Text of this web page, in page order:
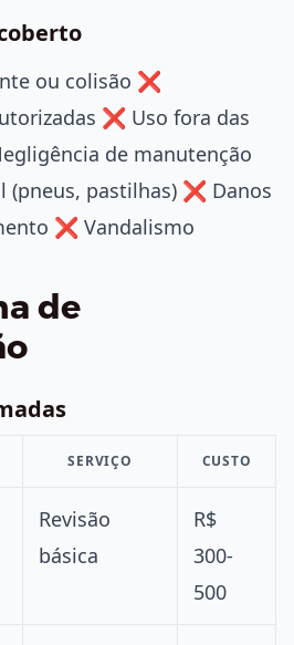
ou colisão ❌
❌ Uso fora das
de manutenção
(pneus, pastilhas) ❌ Danos
❌ Vandalismo
de
SERVIÇO CUSTO
Revisão
básica
R$
300-
500